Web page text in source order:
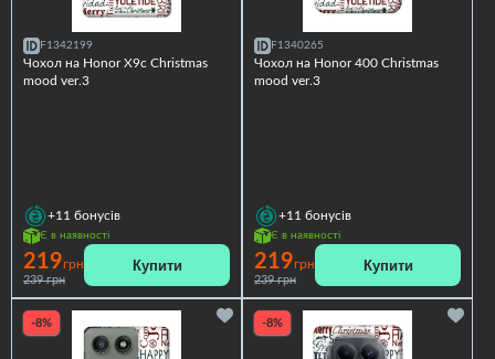
F1342199
Чохол на Honor X9c Christmas
mood ver.3
+11 бонусів
Є в наявності
219грн
239 грн
Купити
F1340265
Чохол на Honor 400 Christmas
mood ver.3
+11 бонусів
Є в наявності
219грн
239 грн
Купити
-8% -8%